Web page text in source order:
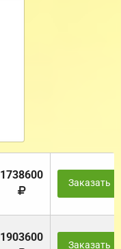
1738600
Заказать
1903600
Заказать